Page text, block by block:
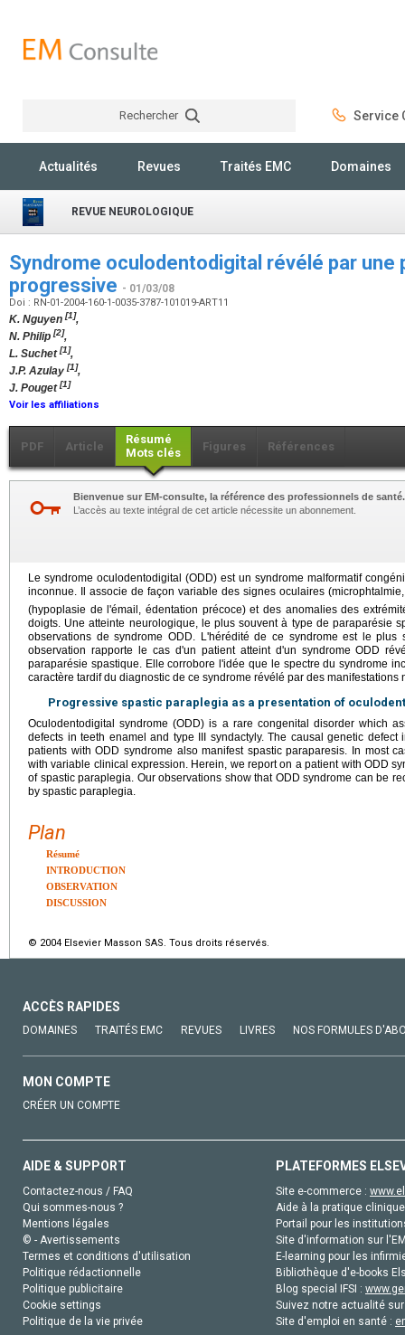
Rechercher Service
Actualités Revues Traités EMC Domaines
REVUE NEUROLOGIQUE
Syndrome oculodentodigital révélé par une
progressive - 01/03/08
Doi : RN-01-2004-160-1-0035-3787-101019-ART11
K. Nguyen [1],
N. Philip [2],
L. Suchet[1],
J.P. Azulay [1],
J. Pouget[1]
Voir les affiliations
PDF Article
Résumé
Mots clés
Figures Références
Bienvenue sur EM-consulte, la référence des professionnels de santé.
L’accès au texte intégral de cet article nécessite un abonnement.
Le syndrome oculodentodigital (ODD) est un syndrome malformatif
inconnue. Il associe de façon variable des signes oculaires
(hypoplasie de l'émail, édentation précoce) et des anomalies des
doigts. Une atteinte neurologique, le plus souvent à type de paraparésie
observations de syndrome ODD. L'hérédité de ce syndrome est le plus
observation rapporte le cas d'un patient atteint d'un syndrome ODD
paraparésie spastique. Elle corrobore l'idée que le spectre du syndrome
caractère tardif du diagnostic de ce syndrome révélé par des manifestations
Progressive spastic paraplegia as a presentation of
Oculodentodigital syndrome (ODD) is a rare congenital disorder which
defects in teeth enamel and type III syndactyly. The causal genetic
patients with ODD syndrome also manifest spastic paraparesis. In most
with variable clinical expression. Herein, we report on a patient with ODD
of spastic paraplegia. Our observations show that ODD syndrome can be
by spastic paraplegia.
Plan
Résumé
INTRODUCTION
OBSERVATION
DISCUSSION
© 2004 Elsevier Masson SAS. Tous droits réservés.
ACCÈS RAPIDES
DOMAINES TRAITÉS EMC REVUES LIVRES NOS FORMULES
MON COMPTE
CRÉER UN COMPTE
AIDE & SUPPORT
Contactez-nous / FAQ
Qui sommes-nous ?
Mentions légales
© - Avertissements
Termes et conditions d'utilisation
Politique rédactionnelle
Politique publicitaire
Cookie settings
Politique de la vie privée
PLATEFORMES
Site e-commerce :
Aide à la pratique
Portail pour les
Site d'information sur
E-learning pour les
Bibliothèque d'e-books
Blog special IFSI :
Suivez notre actualité
Site d'emploi en santé :